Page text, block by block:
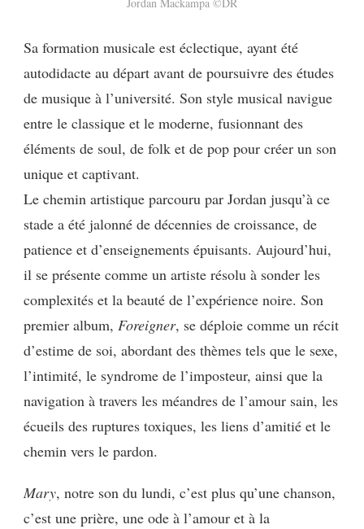
Sa formation musicale est éclectique, ayant été
autodidacte au départ avant de poursuivre des études
de musique à l’université. Son style musical navigue
entre le classique et le moderne, fusionnant des
éléments de soul, de folk et de pop pour créer un son
unique et captivant.
Le chemin artistique parcouru par Jordan jusqu’à ce
stade a été jalonné de décennies de croissance, de
patience et d’enseignements épuisants. Aujourd’hui,
il se présente comme un artiste résolu à sonder les
complexités et la beauté de l’expérience noire. Son
premier album, Foreigner, se déploie comme un récit
d’estime de soi, abordant des thèmes tels que le sexe,
l’intimité, le syndrome de l’imposteur, ainsi que la
navigation à travers les méandres de l’amour sain, les
écueils des ruptures toxiques, les liens d’amitié et le
chemin vers le pardon.
Mary, notre son du lundi, c’est plus qu’une chanson,
c’est une prière, une ode à l’amour et à la